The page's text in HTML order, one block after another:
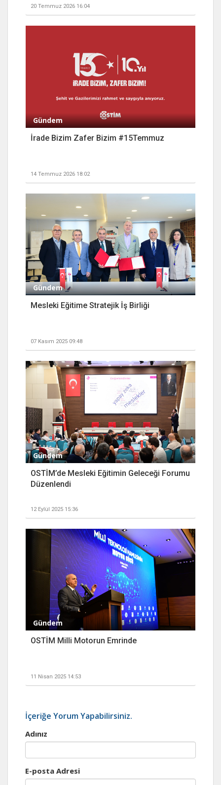
20 Temmuz 2026 16:04
Gündem
İrade Bizim Zafer Bizim #15Temmuz
14 Temmuz 2026 18:02
Gündem
Mesleki Eğitime Stratejik İş Birliği
07 Kasım 2025 09:48
Gündem
OSTİM’de Mesleki Eğitimin Geleceği Forumu
Düzenlendi
12 Eylül 2025 15:36
Gündem
OSTİM Milli Motorun Emrinde
11 Nisan 2025 14:53
İçeriğe Yorum Yapabilirsiniz.
Adınız
E-posta Adresi